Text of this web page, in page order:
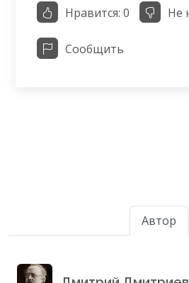
Нравится: 0 Не
Сообщить
Автор